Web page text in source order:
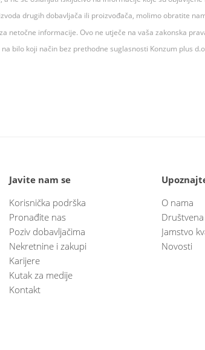
drugih dobavljača ili proizvođača, molimo obratite
netočne informacije. Ovo ne utječe na vaša zakonska
bilo koji način bez prethodne suglasnosti Konzum plus
Javite nam se
Korisnička podrška
Pronađite nas
Poziv dobavljačima
Nekretnine i zakupi
Karijere
Kutak za medije
Kontakt
O nama
Jamstvo
Novosti